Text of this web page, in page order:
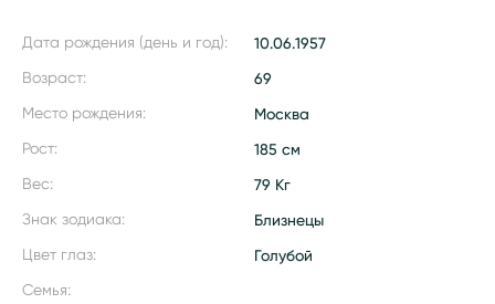
Дата рождения (день и год): 10.06.1957
Возраст: 69
Место рождения: Москва
Рост: 185 см
Вес: 79 Кг
Знак зодиака: Близнецы
Цвет глаз: Голубой
Семья: